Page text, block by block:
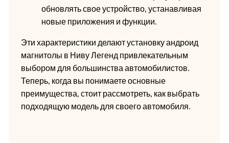
обновлять свое устройство, устанавливая
новые приложения и функции.
Эти характеристики делают установку андроид
магнитолы в Ниву Легенд привлекательным
выбором для большинства автомобилистов.
Теперь, когда вы понимаете основные
преимущества, стоит рассмотреть, как выбрать
подходящую модель для своего автомобиля.